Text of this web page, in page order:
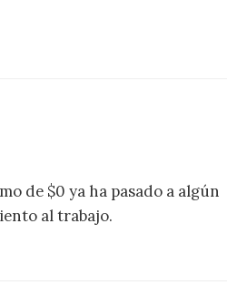
de $0 ya ha pasado a algún
al trabajo.